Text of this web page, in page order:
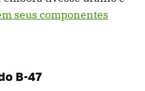
seus componentes
B-47